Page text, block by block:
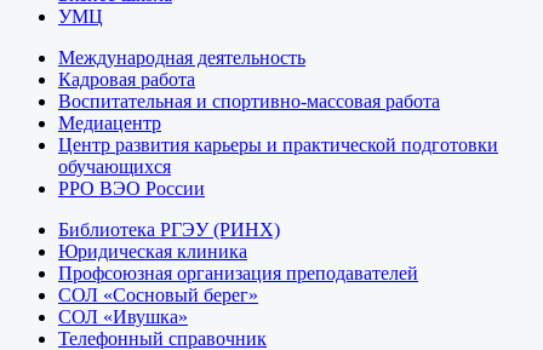
УМЦ
Международная деятельность
Кадровая работа
Воспитательная и спортивно-массовая работа
Медиацентр
Центр развития карьеры и практической подготовки
обучающихся
РРО ВЭО России
Библиотека РГЭУ (РИНХ)
Юридическая клиника
Профсоюзная организация преподавателей
СОЛ «Сосновый берег»
СОЛ «Ивушка»
Телефонный справочник